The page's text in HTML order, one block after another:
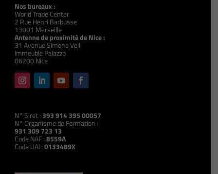
Nos bureaux :
World Trade Center
2 Rue Henri Barbusse
13001 Marseille
Antenne de proximité de Nice :
31 Avenue Simone Veil
Immeuble Palazzo
06200 Nice
N° Siret : 393 914 395 00057
N° Organisme de Formation :
931 309 723 13
Code NAF :8559A
Code UAI :0133489X